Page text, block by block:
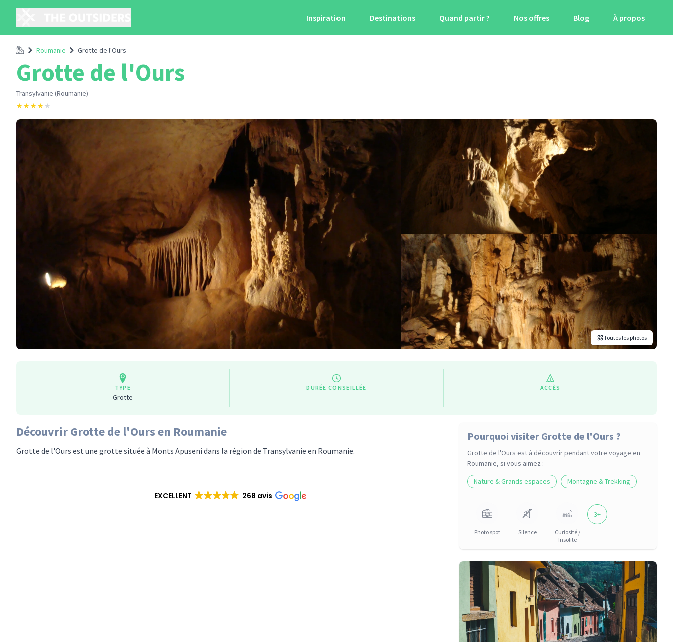
Inspiration Destinations Quand partir ? Nos offres Blog À propos
AccueilRoumanie Grotte de l'Ours
Grotte de l'Ours
Transylvanie (Roumanie)
★★★★ ★
Toutes les photos
TYPE
Grotte
DURÉE CONSEILLÉE
-
ACCÈS
-
Découvrir Grotte de l'Ours en Roumanie
Grotte de l'Ours est une grotte située à Monts Apuseni dans la région de Transylvanie en Roumanie.
EXCELLENT 268 avis
Pourquoi visiter Grotte de l'Ours ?
Grotte de l'Ours est à découvrir pendant votre voyage en
Roumanie, si vous aimez :
Nature & Grands espaces
Montagne & Trekking
Photo spot Silence
Curiosité /
Insolite
3+